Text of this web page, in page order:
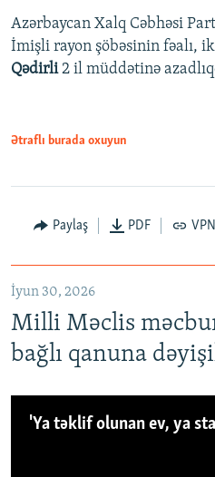
Azərbaycan Xalq Cəbhəsi
İmişli rayon şöbəsinin fəalı,
Qədirli2 il müddətinə
Ətraflı burada oxuyun
Paylaş PDF
İyun 30, 2026
Milli Məclis
bağlı qanuna